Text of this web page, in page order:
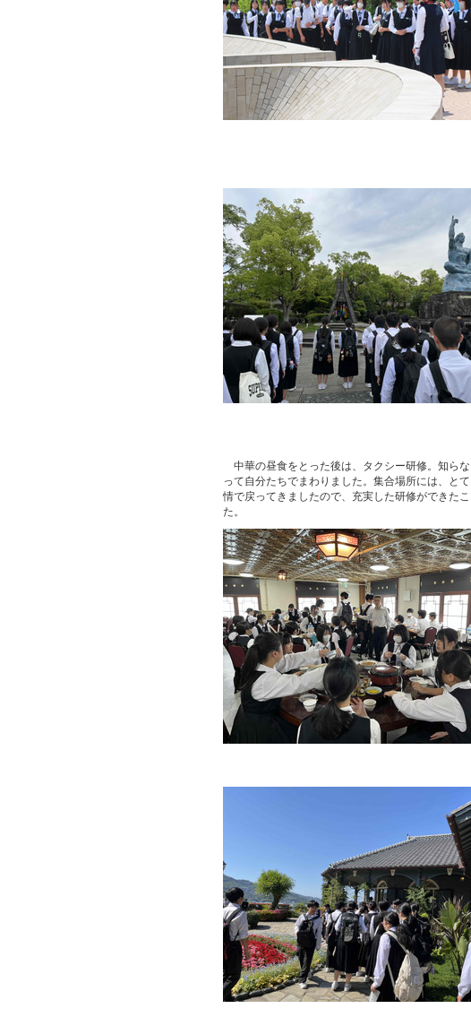
中華の昼食をとった後は、タクシー研修。知ら
って自分たちでまわりました。集合場所には、と
情で戻ってきましたので、充実した研修ができた
た。